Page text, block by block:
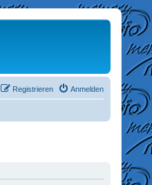
Anmelden
Registrieren